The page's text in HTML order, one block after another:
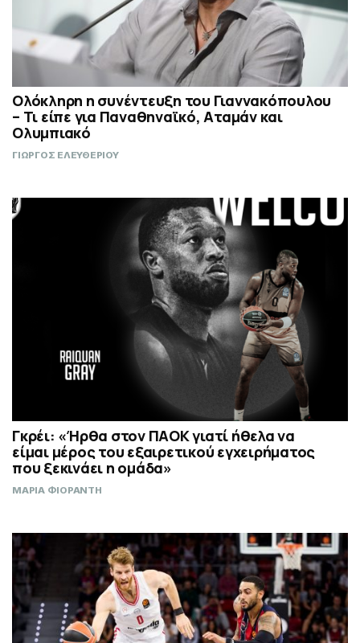
Ολόκληρη η συνέντευξη του Γιαννακόπουλου
– Τι είπε για Παναθηναϊκό, Αταμάν και
Ολυμπιακό
ΓΙΩΡΓΟΣ ΕΛΕΥΘΕΡΙΟΥ
Γκρέι: «Ήρθα στον ΠΑΟΚ γιατί ήθελα να
είμαι μέρος του εξαιρετικού εγχειρήματος
που ξεκινάει η ομάδα»
ΜΑΡΙΑ ΦΙΟΡΑΝΤΗ